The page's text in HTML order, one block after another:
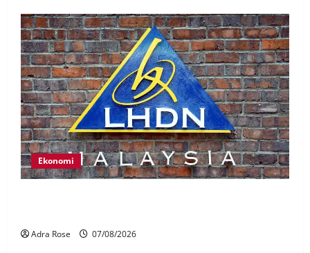
Ekonomi
Adra Rose 07/08/2026